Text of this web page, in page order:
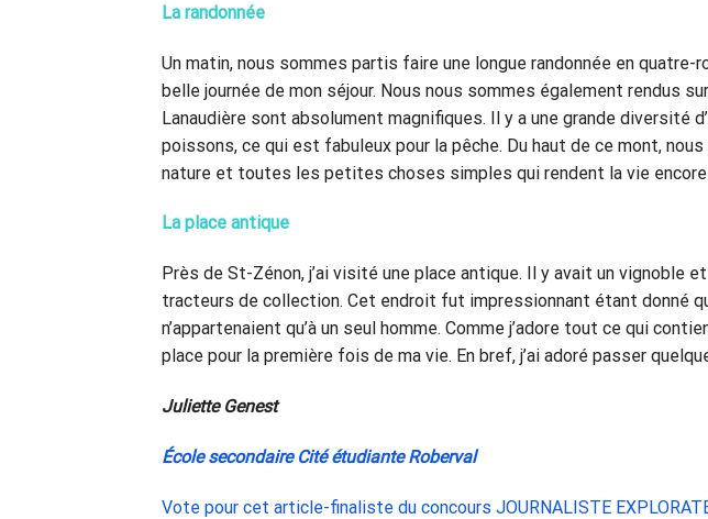
La randonnée
Un matin, nous sommes partis faire une longue randonnée en quatre-
belle journée de mon séjour. Nous nous sommes également rendus
Lanaudière sont absolument magnifiques. Il y a une grande diversité
poissons, ce qui est fabuleux pour la pêche. Du haut de ce mont,
nature et toutes les petites choses simples qui rendent la vie
La place antique
Près de St-Zénon, j’ai visité une place antique. Il y avait un vignoble
tracteurs de collection. Cet endroit fut impressionnant étant donné
n’appartenaient qu’à un seul homme. Comme j’adore tout ce qui
place pour la première fois de ma vie. En bref, j’ai adoré passer
Juliette Genest
École secondaire Cité étudiante Roberval
Vote pour cet article-finaliste du concours JOURNALISTE